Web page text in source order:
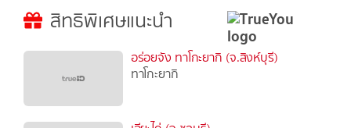
สิทธิพิเศษแนะนำ
อร่อยจัง ทาโกะยากิ (จ.สิงห์บุรี)
ทาโกะยากิ